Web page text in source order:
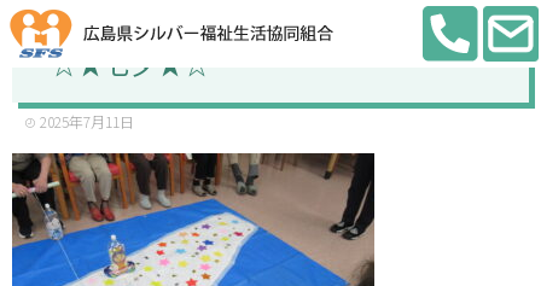
☆★七夕★☆
2025年7月11日